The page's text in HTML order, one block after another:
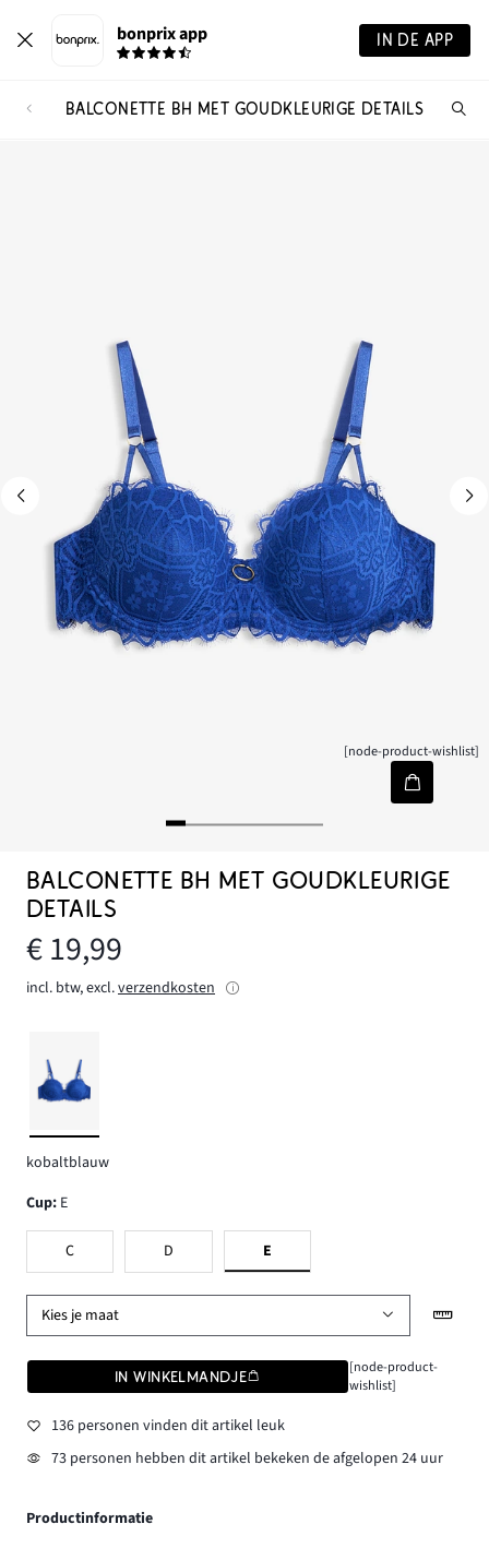
bonprix app IN DE APP
BALCONETTE BH MET GOUDKLEURIGE DETAILS
[node-product-wishlist]
BALCONETTE BH MET GOUDKLEURIGE
DETAILS
€ 19,99
incl. btw, excl.verzendkosten
kobaltblauw
Cup: E
C D E
Kies je maat
IN WINKELMANDJE
[node-product-
wishlist]
136 personen vinden dit artikel leuk
73 personen hebben dit artikel bekeken de afgelopen 24 uur
Productinformatie